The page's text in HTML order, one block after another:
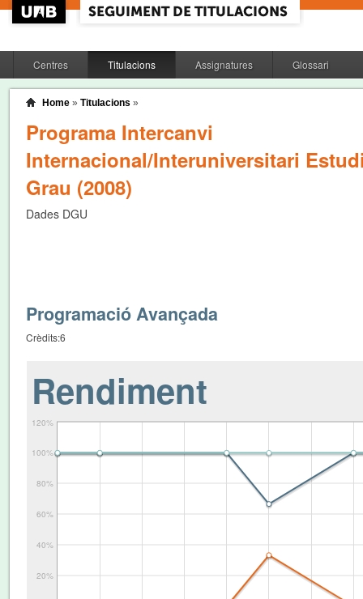
Centres Titulacions Assignatures Glossari
Home » Titulacions »
Programa Intercanvi
Internacional/Interuniversitari
Grau (2008)
Dades DGU
Programació Avançada
Crèdits:6
Rendiment
20%
40%
60%
80%
100%
120%